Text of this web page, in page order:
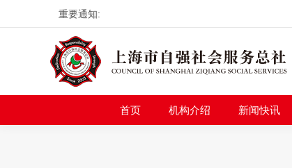
重要通知:
首页 机构介绍 新闻快讯
首页 机构介绍